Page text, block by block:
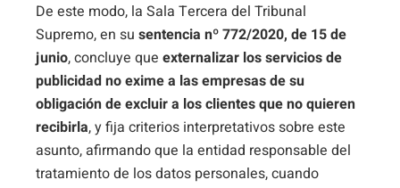
De este modo, la Sala Tercera del Tribunal
Supremo, en su sentencia nº 772/2020, de 15 de
junio, concluye que externalizar los servicios de
publicidad no exime a las empresas de su
obligación de excluir a los clientes que no quieren
recibirla, y fija criterios interpretativos sobre este
asunto, afirmando que la entidad responsable del
tratamiento de los datos personales, cuando